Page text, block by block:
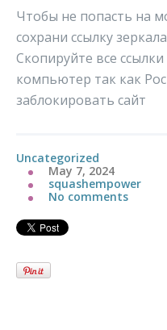
Чтобы не попасть на
сохрани ссылку
Скопируйте все ссылки
компьютер так как
заблокировать сайт
Uncategorized
May 7, 2024
squashempower
No comments